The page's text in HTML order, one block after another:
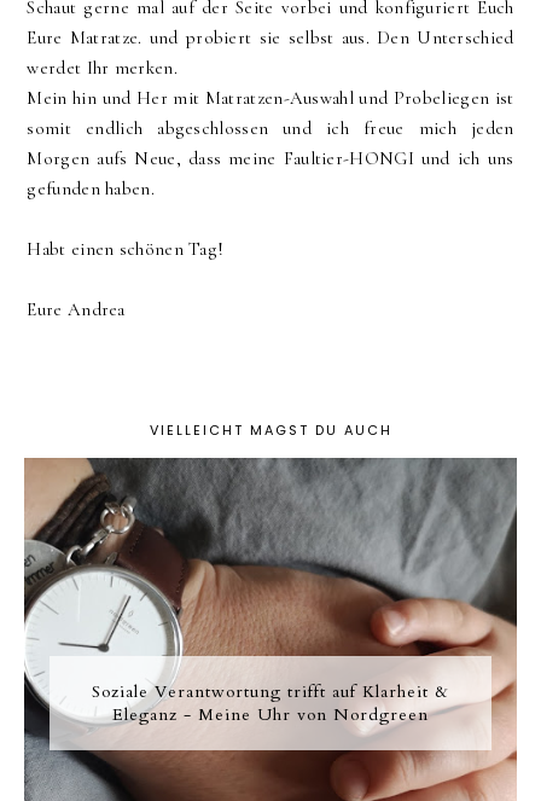
Schaut gerne mal auf der Seite vorbei und konfiguriert Euch
Eure Matratze. und probiert sie selbst aus. Den Unterschied
werdet Ihr merken.
Mein hin und Her mit Matratzen-Auswahl und Probeliegen ist
somit endlich abgeschlossen und ich freue mich jeden
Morgen aufs Neue, dass meine Faultier-HONGI und ich uns
gefunden haben.
Habt einen schönen Tag!
Eure Andrea
VIELLEICHT MAGST DU AUCH
Soziale Verantwortung trifft auf Klarheit &
Eleganz - Meine Uhr von Nordgreen